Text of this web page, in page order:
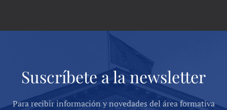
Suscríbete a la newsletter
Para recibir información y novedades del área formativa